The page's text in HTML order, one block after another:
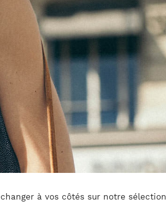
à vos côtés sur notre sélection